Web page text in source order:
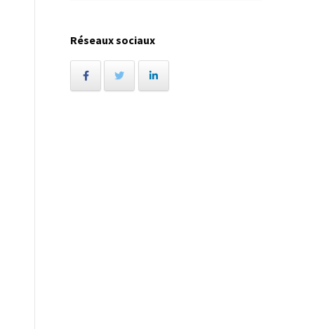
Réseaux sociaux